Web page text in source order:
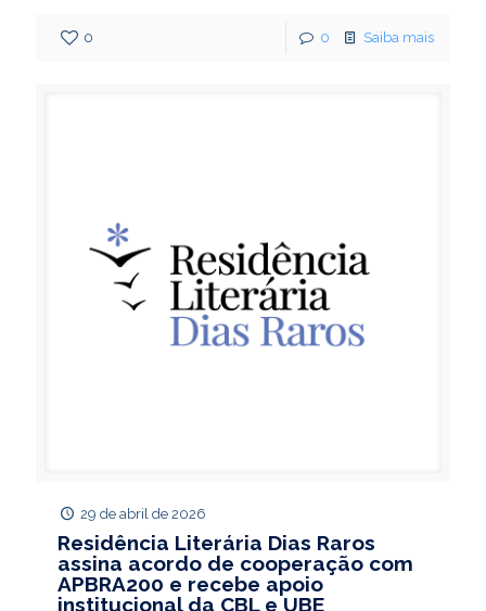
0 0 Saiba mais
29 de abril de 2026
Residência Literária Dias Raros
assina acordo de cooperação com
APBRA200 e recebe apoio
institucional da CBL e UBE